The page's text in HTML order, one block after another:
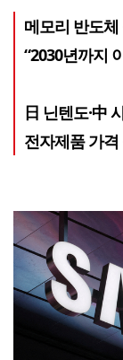
메모리 반도
“2030년까지
日 닌텐도·中
전자제품 가